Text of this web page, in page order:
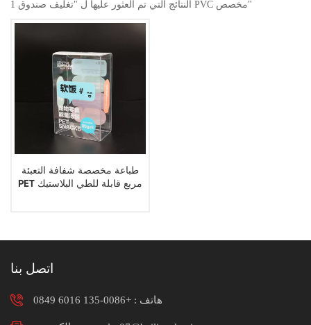
1 النتائج التي تم العثور عليها ل "تغليف صندوق PVC مخصص"
طباعة مخصصة شفافة التعبئة
PET مربع قابلة للطي البلاستيك
اتصل بنا
هاتف : +0086-135 6016 0849